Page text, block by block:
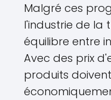
Malgré ces
l'industrie de la
équilibre entre
Avec des prix
produits